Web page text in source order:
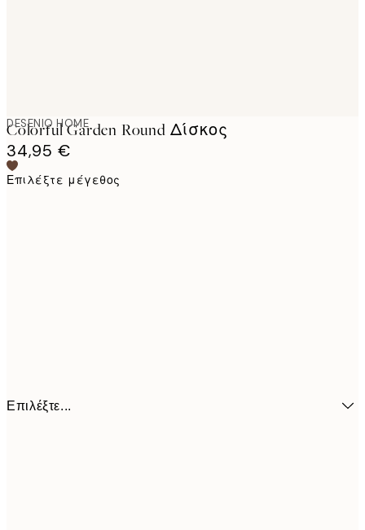
DESENIO HOME
Colorful Garden Round Δίσκος
34,95 €
Επιλέξτε μέγεθος
Επιλέξτε...